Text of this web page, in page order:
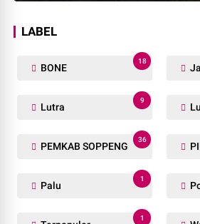
LABEL
BONE
18
Lutra
9
PEMKAB SOPPENG
36
Palu
1
1